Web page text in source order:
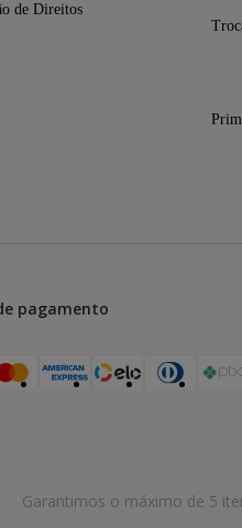
de Direitos
pagamento
Garantimos o máximo de 5